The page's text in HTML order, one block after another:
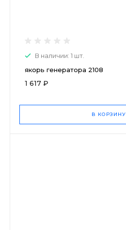
В наличии: 1 шт.
якорь генератора 2108
1 617 ₽
В КОРЗИНУ